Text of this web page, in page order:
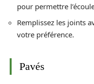
pour permettre
Remplissez les joints
votre préférence.
Pavés